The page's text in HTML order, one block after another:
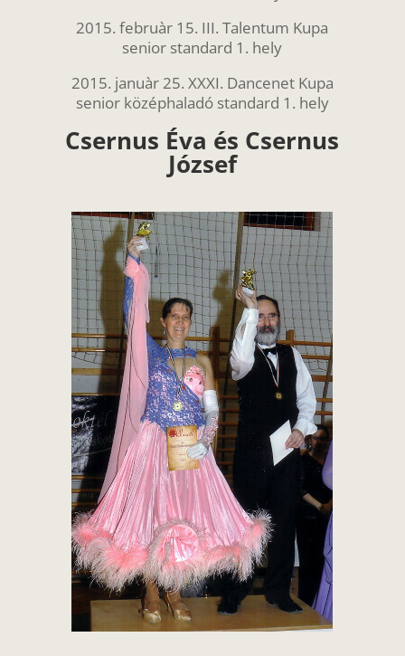
2015. februàr 15. III. Talentum Kupa
senior standard 1. hely
2015. januàr 25. XXXI. Dancenet Kupa
senior középhaladó standard 1. hely
Csernus Éva és Csernus
József